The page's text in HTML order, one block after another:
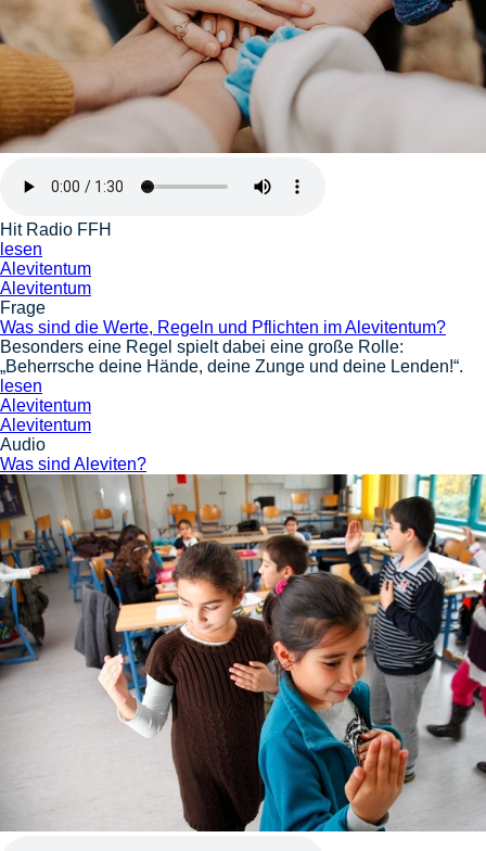
Hit Radio FFH
lesen
Alevitentum
Alevitentum
Frage
Was sind die Werte, Regeln und Pflichten im Alevitentum?
Besonders eine Regel spielt dabei eine große Rolle:
„Beherrsche deine Hände, deine Zunge und deine Lenden!“.
lesen
Alevitentum
Alevitentum
Audio
Was sind Aleviten?